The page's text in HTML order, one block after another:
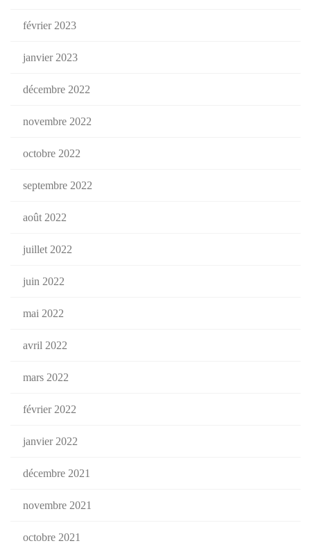
février 2023
janvier 2023
décembre 2022
novembre 2022
octobre 2022
septembre 2022
août 2022
juillet 2022
juin 2022
mai 2022
avril 2022
mars 2022
février 2022
janvier 2022
décembre 2021
novembre 2021
octobre 2021